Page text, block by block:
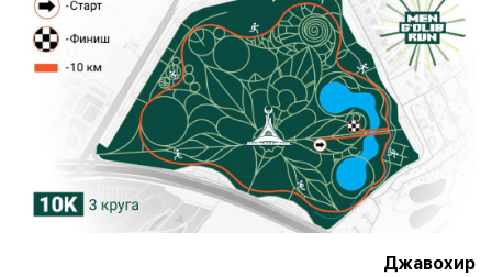
Джавохир